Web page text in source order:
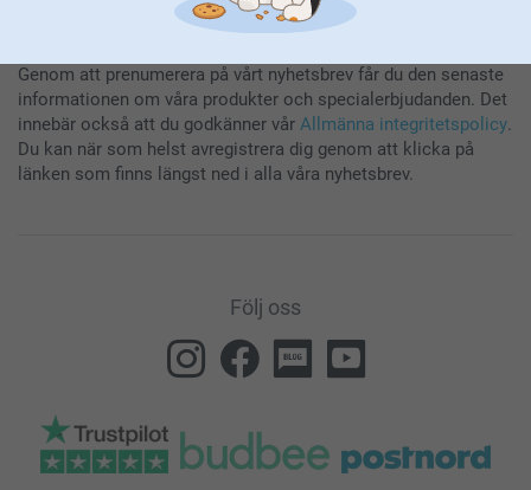
Genom att prenumerera på vårt nyhetsbrev får du den senaste
informationen om våra produkter och specialerbjudanden. Det
innebär också att du godkänner vår Allmänna integritetspolicy.
Du kan när som helst avregistrera dig genom att klicka på
länken som finns längst ned i alla våra nyhetsbrev.
Följ oss